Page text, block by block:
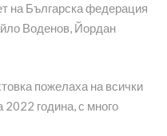
на Българска федерация
Воденов, Йордан
пожелаха на всички
година, с много